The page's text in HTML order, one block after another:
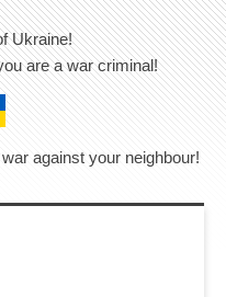
Ukraine!
are a war criminal!
against your neighbour!